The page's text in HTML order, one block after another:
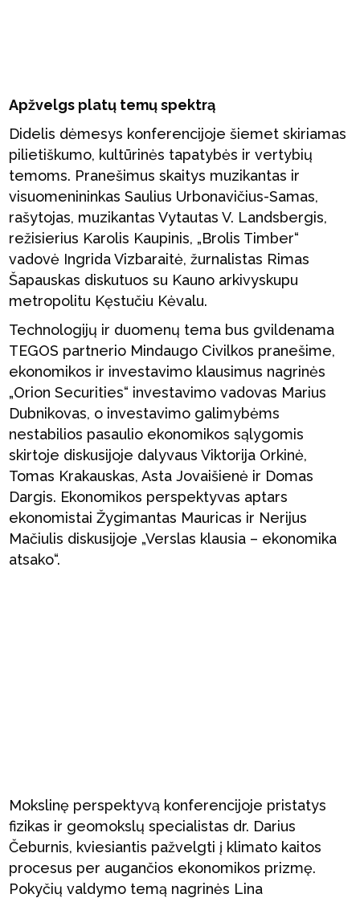
Apžvelgs platų temų spektrą
Didelis dėmesys konferencijoje šiemet skiriamas
pilietiškumo, kultūrinės tapatybės ir vertybių
temoms. Pranešimus skaitys muzikantas ir
visuomenininkas Saulius Urbonavičius-Samas,
rašytojas, muzikantas Vytautas V. Landsbergis,
režisierius Karolis Kaupinis, „Brolis Timber“
vadovė Ingrida Vizbaraitė, žurnalistas Rimas
Šapauskas diskutuos su Kauno arkivyskupu
metropolitu Kęstučiu Kėvalu.
Technologijų ir duomenų tema bus gvildenama
TEGOS partnerio Mindaugo Civilkos pranešime,
ekonomikos ir investavimo klausimus nagrinės
„Orion Securities“ investavimo vadovas Marius
Dubnikovas, o investavimo galimybėms
nestabilios pasaulio ekonomikos sąlygomis
skirtoje diskusijoje dalyvaus Viktorija Orkinė,
Tomas Krakauskas, Asta Jovaišienė ir Domas
Dargis. Ekonomikos perspektyvas aptars
ekonomistai Žygimantas Mauricas ir Nerijus
Mačiulis diskusijoje „Verslas klausia – ekonomika
atsako“.
Mokslinę perspektyvą konferencijoje pristatys
fizikas ir geomokslų specialistas dr. Darius
Čeburnis, kviesiantis pažvelgti į klimato kaitos
procesus per augančios ekonomikos prizmę.
Pokyčių valdymo temą nagrinės Lina